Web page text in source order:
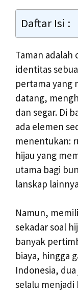
Daftar Isi :
Taman adalah
identitas
pertama yang
datang,
dan segar. Di
ada elemen
menentukan:
hijau yang
utama bagi
lanskap
Namun,
sekadar soal
banyak
biaya, hingga
Indonesia,
selalu